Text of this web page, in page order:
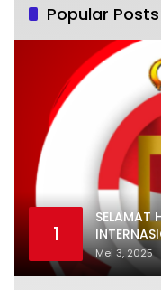
Popular Posts
1
SELAMAT
Mei 3, 2025